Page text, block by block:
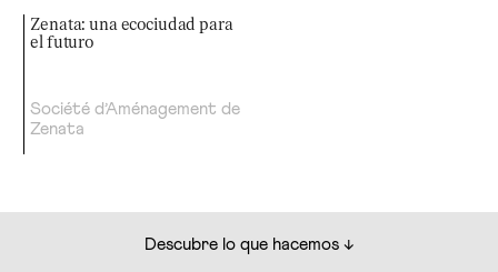
Zenata: una ecociudad para
el futuro
Société d’Aménagement de
Zenata
Descubre lo que hacemos ↓